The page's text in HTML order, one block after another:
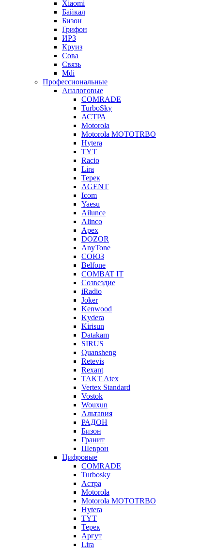
Xiaomi
Байкал
Бизон
Грифон
ИРЗ
Круиз
Сова
Связь
Mdi
Профессиональные
Аналоговые
COMRADE
TurboSky
АСТРА
Motorola
Motorola MOTOTRBO
Hytera
TYT
Racio
Lira
Терек
AGENT
Icom
Yaesu
Ailunce
Alinco
Apex
DOZOR
AnyTone
СОЮЗ
Belfone
COMBAT IT
Созвездие
iRadio
Joker
Kenwood
Kydera
Kirisun
Datakam
SIRUS
Quansheng
Retevis
Rexant
ТАКТ Atex
Vertex Standard
Vostok
Wouxun
Альтавия
РАДОН
Бизон
Гранит
Шеврон
Цифровые
COMRADE
Turbosky
Астра
Motorola
Motorola MOTOTRBO
Hytera
TYT
Терек
Аргут
Lira